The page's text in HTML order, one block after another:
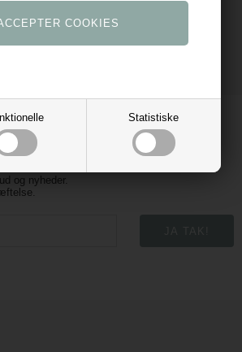
Statistiske
10% rabat
og nyheder.